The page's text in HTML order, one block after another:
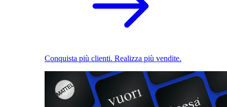
Conquista più clienti. Realizza più vendite.